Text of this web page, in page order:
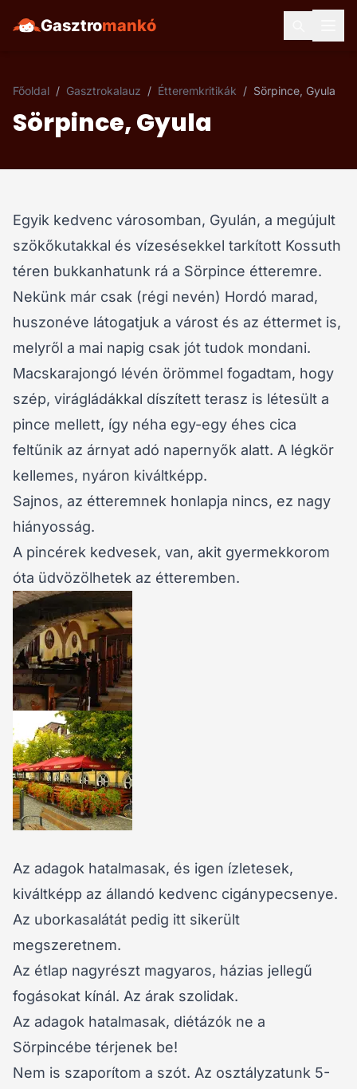
Gasztromankó
Főoldal / Gasztrokalauz / Étteremkritikák / Sörpince, Gyula
Sörpince, Gyula
Egyik kedvenc városomban, Gyulán, a megújult
szökőkutakkal és vízesésekkel tarkított Kossuth
téren bukkanhatunk rá a Sörpince étteremre.
Nekünk már csak (régi nevén) Hordó marad,
huszonéve látogatjuk a várost és az éttermet is,
melyről a mai napig csak jót tudok mondani.
Macskarajongó lévén örömmel fogadtam, hogy
szép, virágládákkal díszített terasz is létesült a
pince mellett, így néha egy-egy éhes cica
feltűnik az árnyat adó napernyők alatt. A légkör
kellemes, nyáron kiváltképp.
Sajnos, az étteremnek honlapja nincs, ez nagy
hiányosság.
A pincérek kedvesek, van, akit gyermekkorom
óta üdvözölhetek az étteremben.
Az adagok hatalmasak, és igen ízletesek,
kiváltképp az állandó kedvenc cigánypecsenye.
Az uborkasalátát pedig itt sikerült
megszeretnem.
Az étlap nagyrészt magyaros, házias jellegű
fogásokat kínál. Az árak szolidak.
Az adagok hatalmasak, diétázók ne a
Sörpincébe térjenek be!
Nem is szaporítom a szót. Az osztályzatunk 5-